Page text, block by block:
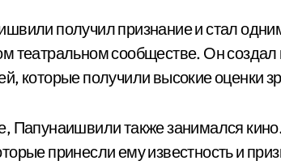
получил признание и стал
театральном сообществе. Он
которые получили высокие оценки
Папунаишвили также занимался
принесли ему известность и